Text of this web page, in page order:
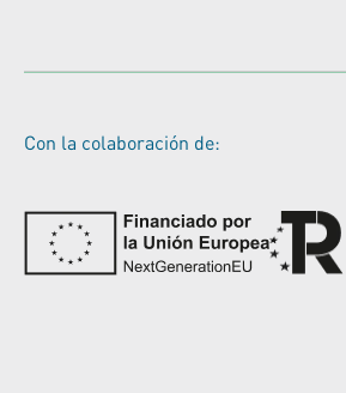
Con la colaboración de: